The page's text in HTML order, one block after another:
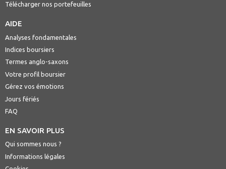
Télécharger nos portefeuilles
AIDE
Analyses fondamentales
Indices boursiers
Termes anglo-saxons
Votre profil boursier
Gérez vos émotions
Jours fériés
FAQ
EN SAVOIR PLUS
Qui sommes nous ?
Informations légales